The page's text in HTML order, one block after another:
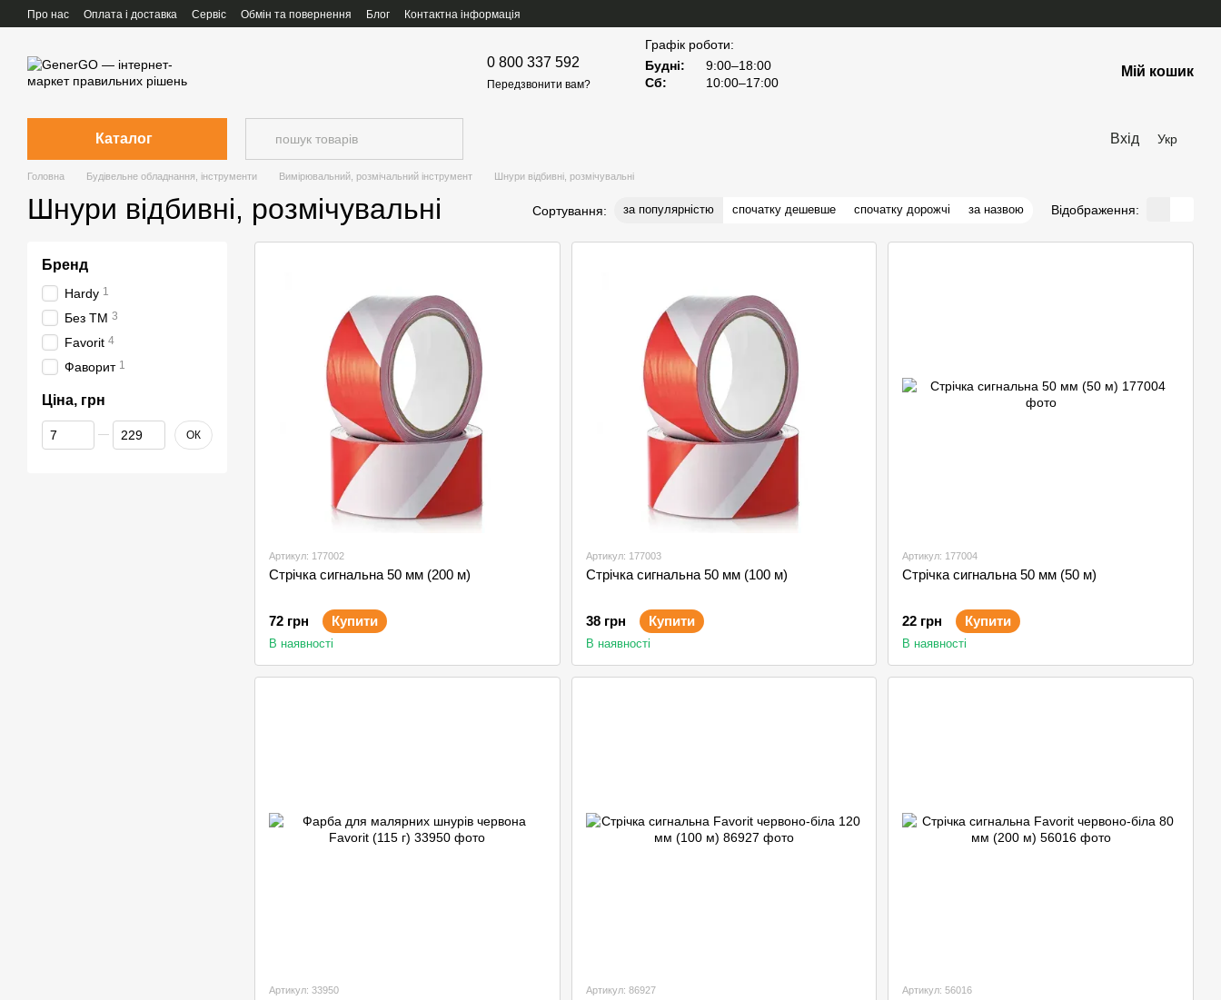
Перейти до основного контенту
Про нас Оплата і доставка Сервіс Обмін та повернення Блог Контактна інформація
0 800 337 592
Передзвонити вам?
Графік роботи:
Будні:
9:00–18:00
Сб:
10:00–17:00
Мій кошик
Каталог Вхід Укр
Головна Будівельне обладнання, інструменти Вимірювальний, розмічальний інструмент Шнури відбивні, розмічувальні
Шнури відбивні, розмічувальні Сортування: за популярністю спочатку дешевше спочатку дорожчі за назвою Відображення:
Артикул: 177002
Стрічка сигнальна 50 мм (200 м)
72 грн Купити
В наявності
Артикул: 177003
Стрічка сигнальна 50 мм (100 м)
38 грн Купити
В наявності
Артикул: 177004
Стрічка сигнальна 50 мм (50 м)
22 грн Купити
В наявності
Артикул: 33950 Артикул: 86927 Артикул: 56016
Бренд
Hardy 1
Без ТМ 3
Favorit 4
Фаворит 1
Ціна, грн
Від Ціна, грн
До Ціна, грн ОК